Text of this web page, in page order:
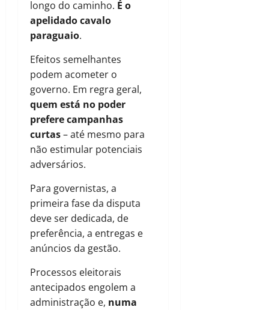
longo do caminho. É o
apelidado cavalo
paraguaio.
Efeitos semelhantes
podem acometer o
governo. Em regra geral,
quem está no poder
prefere campanhas
curtas– até mesmo para
não estimular potenciais
adversários.
Para governistas, a
primeira fase da disputa
deve ser dedicada, de
preferência, a entregas e
anúncios da gestão.
Processos eleitorais
antecipados engolem a
administração e, numa